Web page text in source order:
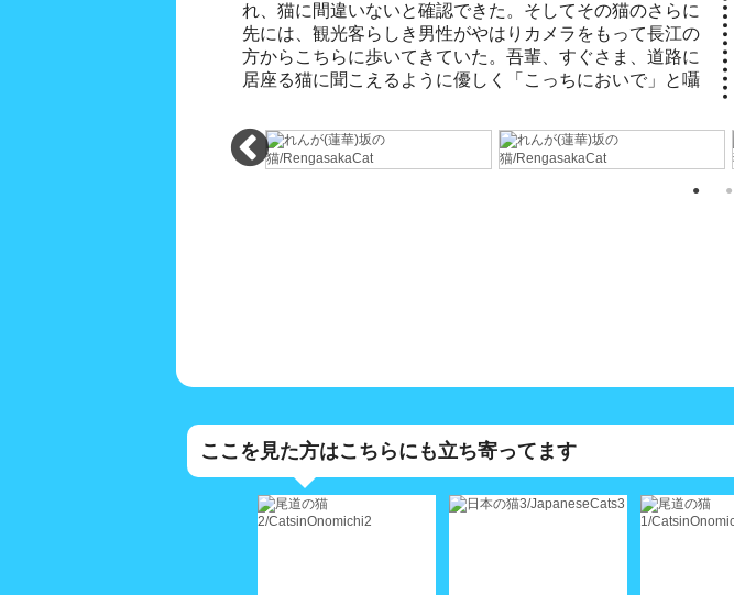
れ、猫に間違いないと確認できた。そしてその猫のさらに
先には、観光客らしき男性がやはりカメラをもって長江の
方からこちらに歩いてきていた。吾輩、すぐさま、道路に
居座る猫に聞こえるように優しく「こっちにおいで」と囁
み込み、猫に挨拶を交わすことにした。この猫は毛並みも
美しく、優雅な仕草で、まさに蓮華坂の「箱入り猫」だ。
ここを見た方はこちらにも立ち寄ってます